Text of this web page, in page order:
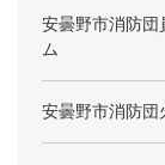
安曇野市消防団
ム
安曇野市消防団